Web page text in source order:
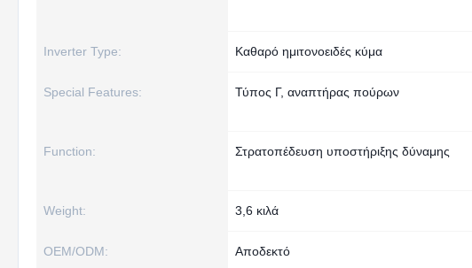
Inverter Type: Καθαρό ημιτονοειδές κύμα
Special Features: Τύπος Γ, αναπτήρας πούρων
Function: Στρατοπέδευση υποστήριξης δύναμης
Weight: 3,6 κιλά
OEM/ODM: Αποδεκτό